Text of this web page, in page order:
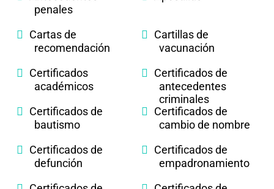
penales
Cartas de
recomendación
Cartillas de
vacunación
Certificados
académicos
Certificados de
antecedentes
criminales
Certificados de
bautismo
Certificados de
cambio de nombre
Certificados de
defunción
Certificados de
empadronamiento